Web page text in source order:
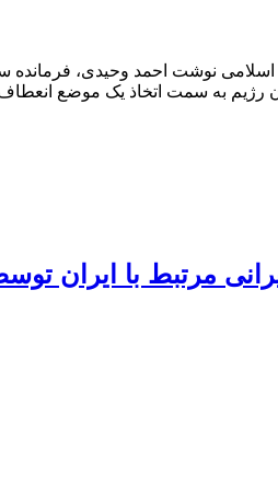
نوشت احمد وحیدی، فرمانده
رژیم به سمت اتخاذ یک موضع